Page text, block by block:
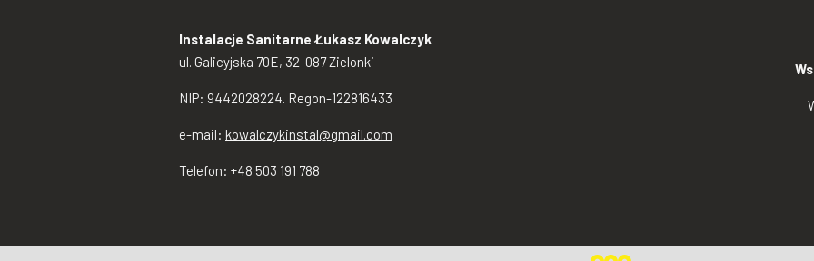
Instalacje Sanitarne Łukasz Kowalczyk
ul. Galicyjska 70E, 32-087 Zielonki
NIP: 9442028224. Regon-122816433
e-mail: kowalczykinstal@gmail.com
Telefon: +48 503 191 788